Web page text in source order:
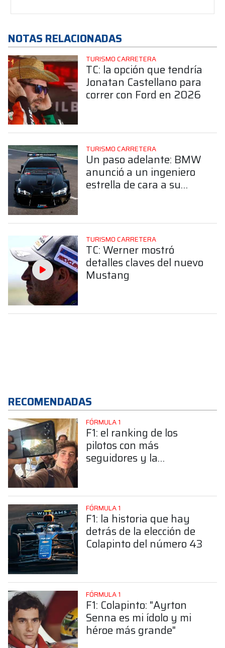
NOTAS RELACIONADAS
TURISMO CARRETERA
TC: la opción que tendría
Jonatan Castellano para
correr con Ford en 2026
TURISMO CARRETERA
Un paso adelante: BMW
anunció a un ingeniero
estrella de cara a su
TURISMO CARRETERA
TC: Werner mostró
detalles claves del nuevo
Mustang
RECOMENDADAS
FÓRMULA 1
F1: el ranking de los
pilotos con más
seguidores y la
FÓRMULA 1
F1: la historia que hay
detrás de la elección de
Colapinto del número 43
FÓRMULA 1
F1: Colapinto: "Ayrton
Senna es mi ídolo y mi
héroe más grande"